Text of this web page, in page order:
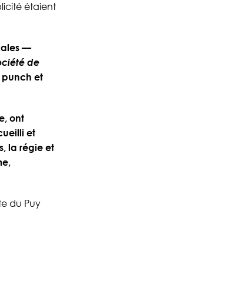
étaient
—
de
punch et
ont
et
la régie et
du Puy